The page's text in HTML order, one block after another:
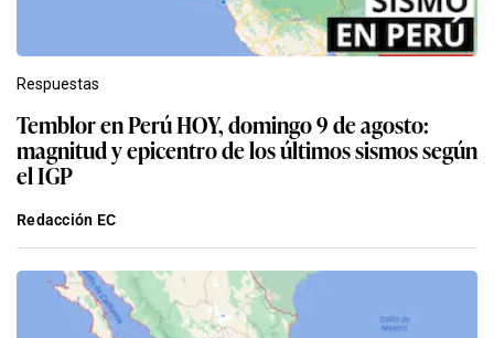
Respuestas
Temblor en Perú HOY, domingo 9 de agosto:
magnitud y epicentro de los últimos sismos según
el IGP
Redacción EC